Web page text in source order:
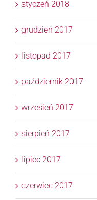
styczeń 2018
grudzień 2017
listopad 2017
październik 2017
wrzesień 2017
sierpień 2017
lipiec 2017
czerwiec 2017